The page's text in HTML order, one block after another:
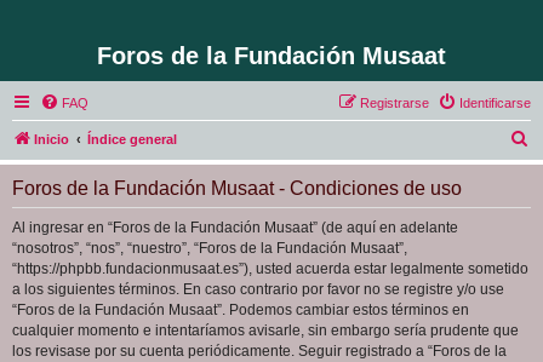
Foros de la Fundación Musaat
FAQ Identificarse
Registrarse
Inicio Índice general
u
Foros de la Fundación Musaat - Condiciones de uso
Al ingresar en “Foros de la Fundación Musaat” (de aquí en adelante
“nosotros”, “nos”, “nuestro”, “Foros de la Fundación Musaat”,
“https://phpbb.fundacionmusaat.es”), usted acuerda estar legalmente sometido
a los siguientes términos. En caso contrario por favor no se registre y/o use
“Foros de la Fundación Musaat”. Podemos cambiar estos términos en
cualquier momento e intentaríamos avisarle, sin embargo sería prudente que
los revisase por su cuenta periódicamente. Seguir registrado a “Foros de la